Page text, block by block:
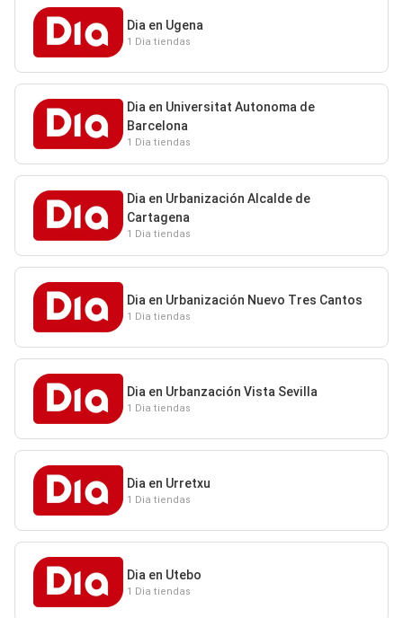
Dia en Ugena
1 Dia tiendas
Dia en Universitat Autonoma de
Barcelona
1 Dia tiendas
Dia en Urbanización Alcalde de
Cartagena
1 Dia tiendas
Dia en Urbanización Nuevo Tres Cantos
1 Dia tiendas
Dia en Urbanzación Vista Sevilla
1 Dia tiendas
Dia en Urretxu
1 Dia tiendas
Dia en Utebo
1 Dia tiendas